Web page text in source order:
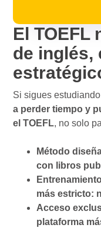
El TOEFL
de inglés,
Si sigues
a perder tiempo y
el TOEFL, no solo
Método
con libros
más estricto:
Acceso
plataforma